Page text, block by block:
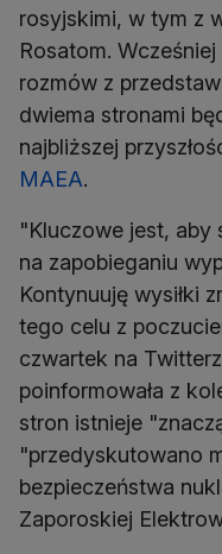
rosyjskimi, w tym z
Rosatom.
rozmów z
dwiema stronami
najbliższej
MAEA.
"Kluczowe jest, aby
na zapobieganiu
Kontynuuję wysiłki
tego celu z
czwartek na
poinformowała z
stron istnieje
"przedyskutowano
bezpieczeństwa
Zaporoskiej